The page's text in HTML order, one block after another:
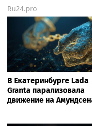
Ru24.pro
В Екатеринбурге Lada
Granta парализовала
движение на